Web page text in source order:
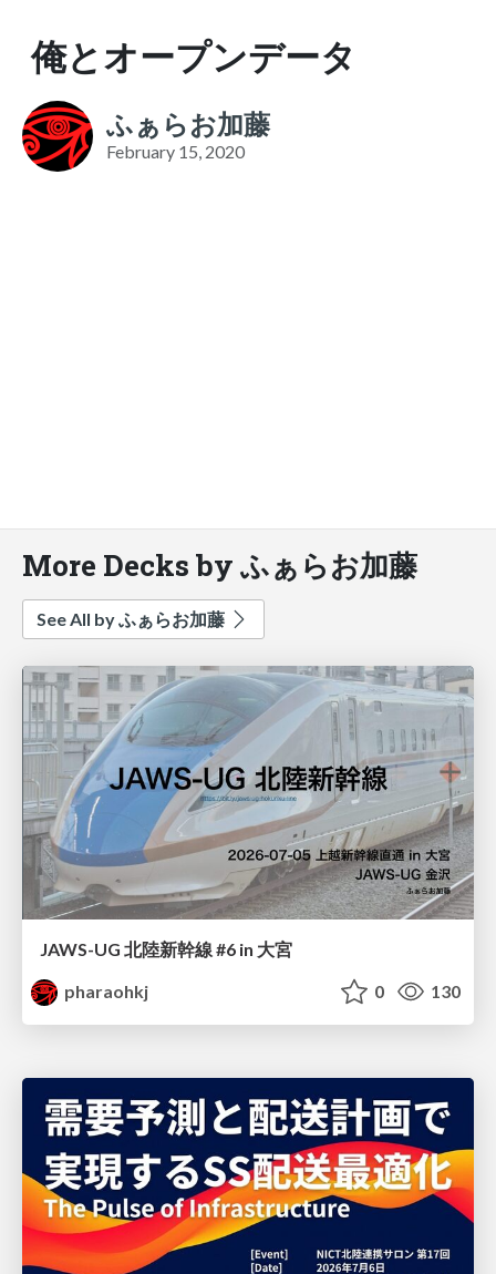
俺とオープンデータ
ふぁらお加藤
February 15, 2020
More Decks by ふぁらお加藤
See All by ふぁらお加藤
JAWS-UG 北陸新幹線 #6 in 大宮
pharaohkj
0 130